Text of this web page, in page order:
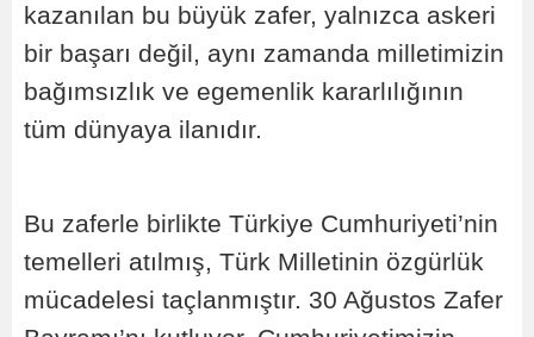
kazanılan bu büyük zafer, yalnızca askeri
bir başarı değil, aynı zamanda milletimizin
bağımsızlık ve egemenlik kararlılığının
tüm dünyaya ilanıdır.
Bu zaferle birlikte Türkiye Cumhuriyeti’nin
temelleri atılmış, Türk Milletinin özgürlük
mücadelesi taçlanmıştır. 30 Ağustos Zafer